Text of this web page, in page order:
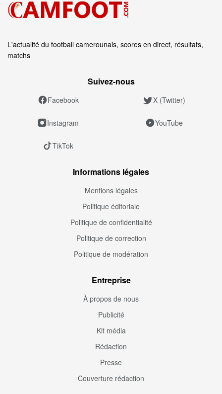
L'actualité du football camerounais, scores en direct, résultats,
matchs
Suivez‑nous
Facebook X (Twitter)
Instagram YouTube
TikTok
Informations légales
Mentions légales
Politique éditoriale
Politique de confidentialité
Politique de correction
Politique de modération
Entreprise
À propos de nous
Publicité
Kit média
Rédaction
Presse
Couverture rédaction